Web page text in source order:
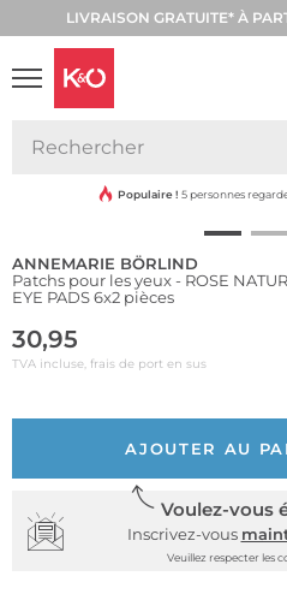
LIVRAISON GRATUITE* À
RETOUR
VIBES
Durable
Populaire ! 5 personnes
ANNEMARIE BÖRLIND
Patchs pour les yeux - ROSE
EYE PADS 6x2 pièces
30,95
TVA incluse, frais de port en sus
AJOUTER AU
Voulez-vous
Inscrivez-vous
Veuillez respecter les